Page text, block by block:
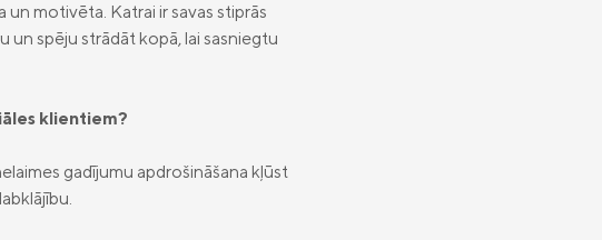
motivēta. Katrai ir savas stiprās
un spēju strādāt kopā, lai sasniegtu
klientiem?
gadījumu apdrošināšana kļūst